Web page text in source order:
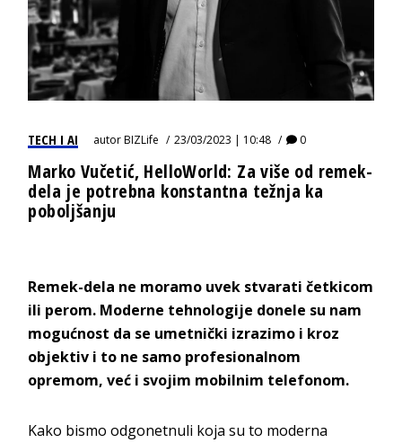
TECH I AI autorBIZLife 23/03/2023 | 10:48 0
Marko Vučetić, HelloWorld: Za više od remek-
dela je potrebna konstantna težnja ka
poboljšanju
Remek-dela ne moramo uvek stvarati četkicom
ili perom. Moderne tehnologije donele su nam
mogućnost da se umetnički izrazimo i kroz
objektiv i to ne samo profesionalnom
opremom, već i svojim mobilnim telefonom.
Kako bismo odgonetnuli koja su to moderna